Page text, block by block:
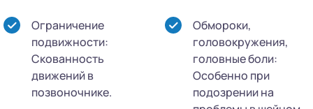
Ограничение
подвижности:
Скованность
движений в
позвоночнике.
Обмороки,
головокружения,
головные боли:
Особенно при
подозрении на